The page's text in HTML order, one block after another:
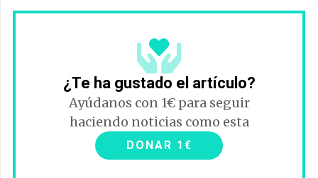
¿Te ha gustado el artículo?
Ayúdanos con 1€ para seguir
haciendo noticias como esta
DONAR 1€